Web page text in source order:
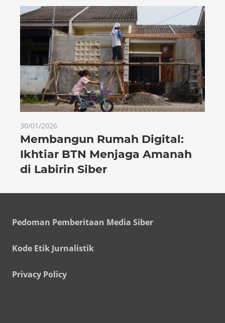
30/01/2026
Membangun Rumah Digital:
Ikhtiar BTN Menjaga Amanah
di Labirin Siber
Pedoman Pemberitaan Media Siber
Kode Etik Jurnalistik
Privacy Policy